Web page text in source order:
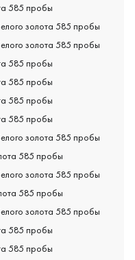
585 пробы
золота 585 пробы
золота 585 пробы
585 пробы
585 пробы
585 пробы
585 пробы
золота 585 пробы
585 пробы
золота 585 пробы
585 пробы
золота 585 пробы
585 пробы
585 пробы